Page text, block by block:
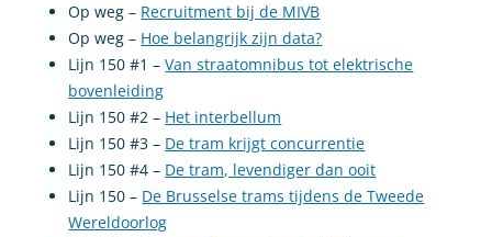
Op weg – Recruitment bij de MIVB
Op weg – Hoe belangrijk zijn data?
Lijn 150 #1 –Van straatomnibus tot elektrische
bovenleiding
Lijn 150 #2 – Het interbellum
Lijn 150 #3 – De tram krijgt concurrentie
Lijn 150 #4 – De tram, levendiger dan ooit
Lijn 150 – De Brusselse trams tijdens de Tweede
Wereldoorlog